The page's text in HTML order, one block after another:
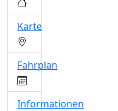
Karte
Fahrplan
Informationen